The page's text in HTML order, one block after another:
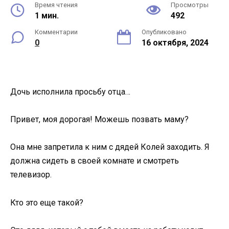
Время чтения
1 мин.
Просмотры
492
Комментарии
0
Опубликовано
16 октября, 2024
Дочь исполнила просьбу отца…
Привет, моя дорогая! Можешь позвать маму?
Она мне запретила к ним с дядей Колей заходить. Я
должна сидеть в своей комнате и смотреть
телевизор.
Кто это еще такой?